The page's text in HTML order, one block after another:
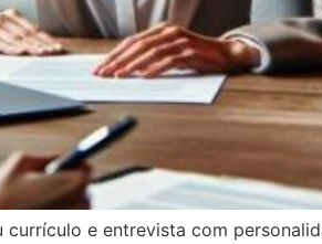
currículo e entrevista com